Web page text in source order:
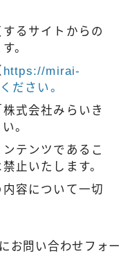
るサイトからの
。
https://mirai-
ださい。
式会社みらいき
。
テンツであるこ
止いたします。
容について一切
お問い合わせフォー